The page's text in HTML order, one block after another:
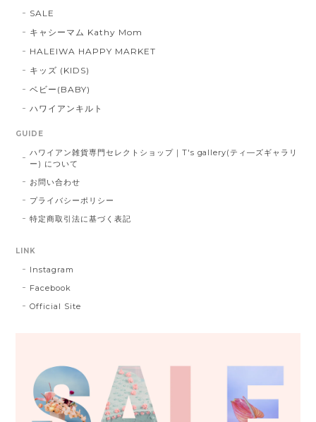
SALE
キャシーマム Kathy Mom
HALEIWA HAPPY MARKET
キッズ (KIDS)
ベビー(BABY)
ハワイアンキルト
GUIDE
ハワイアン雑貨専門セレクトショップ｜T's gallery(ティ―ズギャラリ
ー) について
お問い合わせ
プライバシーポリシー
特定商取引法に基づく表記
LINK
Instagram
Facebook
Official Site